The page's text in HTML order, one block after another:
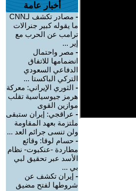
أخبار عامة
-
مصادر تكشف لـCNN
ما يقوله كبير جنرالات
ترامب عن الحرب مع
إير ...
- مصر واحتمال
انضمامها للاتفاق
الدفاعي السعودي
التركي الباكستا ...
- الثوري الإيراني: معركة
هرمز جيوسياسية تقلب
موازين القوى
- عراقجي: إيران ستبقى
ملتزمة بعهد المقاومة
ولن تنسى جرائم العد ...
- حسام لوقا: وقائع
مطاردة -عنكبوت- نظام
الأسد عبر تحقيق لبي
بي ...
- إيران تكشف عن
شروطها لفتح مضيق